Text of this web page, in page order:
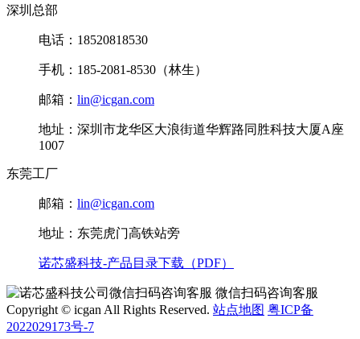
深圳总部
电话：18520818530
手机：185-2081-8530（林生）
邮箱： lin@icgan.com
地址：深圳市龙华区大浪街道华辉路同胜科技大厦A座
1007
东莞工厂
邮箱： lin@icgan.com
地址：东莞虎门高铁站旁
诺芯盛科技-产品目录下载（PDF）
微信扫码咨询客服
Copyright © icgan All Rights Reserved. 站点地图 粤ICP备
2022029173号-7